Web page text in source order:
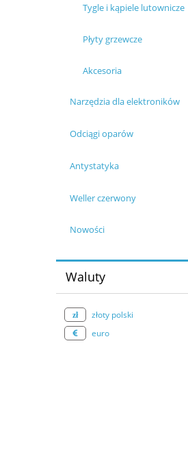
Tygle i kąpiele lutownicze
Płyty grzewcze
Akcesoria
Narzędzia dla elektroników
Odciągi oparów
Antystatyka
Weller czerwony
Nowości
Waluty
złoty polski
euro